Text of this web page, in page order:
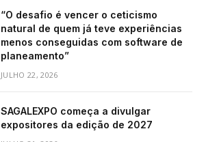
“O desafio é vencer o ceticismo
natural de quem já teve experiências
menos conseguidas com software de
planeamento”
JULHO 22, 2026
SAGALEXPO começa a divulgar
expositores da edição de 2027